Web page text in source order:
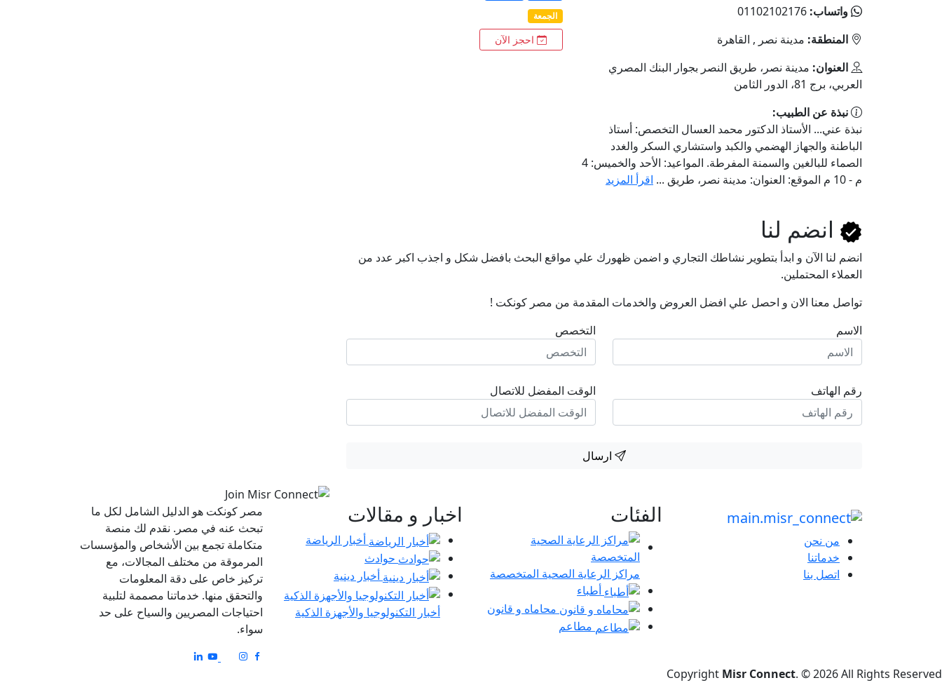
واتساب: 01102102176
المنطقة: مدينة نصر , القاهرة
العنوان: مدينة نصر، طريق النصر بجوار البنك المصري
العربي، برج 81، الدور الثامن
نبذة عن الطبيب:
نبذة عني... الأستاذ الدكتور محمد العسال التخصص: أستاذ
الباطنة والجهاز الهضمي والكبد واستشاري السكر والغدد
الصماء للبالغين والسمنة المفرطة. المواعيد: الأحد والخميس: 4
م - 10 م الموقع: العنوان: مدينة نصر، طريق ...
اقرأ المزيد
الجمعة
احجز الآن
انضم لنا
انضم لنا اﻵن و ابدأ بتطوير نشاطك التجاري و اضمن ظهورك علي مواقع البحث بافضل شكل و اجذب اكبر عدد من
العملاء المحتملين.
تواصل معنا الان و احصل علي افضل العروض والخدمات المقدمة من مصر كونكت !
الاسم
رقم الهاتف
التخصص
الوقت المفضل للاتصال
ارسال
من نحن
خدماتنا
اتصل بنا
الفئات
مراكز الرعاية الصحية المتخصصة
أطباء
محاماه و قانون
مطاعم
اخبار و مقالات
أخبار الرياضة
حوادث
أخبار دينية
أخبار التكنولوجيا والأجهزة الذكية
مصر كونكت هو الدليل الشامل لكل ما
تبحث عنه في مصر. نقدم لك منصة
متكاملة تجمع بين الأشخاص والمؤسسات
المرموقة من مختلف المجالات، مع
تركيز خاص على دقة المعلومات
والتحقق منها. خدماتنا مصممة لتلبية
احتياجات المصريين والسياح على حد
سواء.
Copyright Misr Connect. © 2026 All Rights Reserved